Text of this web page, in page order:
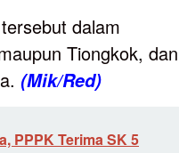
dalam
Tiongkok, dan
(Mik/Red)
PPPK Terima SK 5